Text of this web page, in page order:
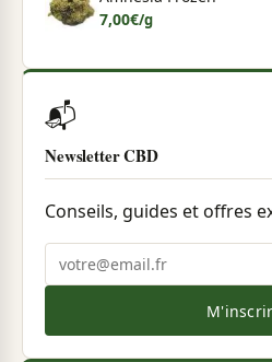
7,00€/g
📬
Newsletter CBD
Conseils, guides et offres